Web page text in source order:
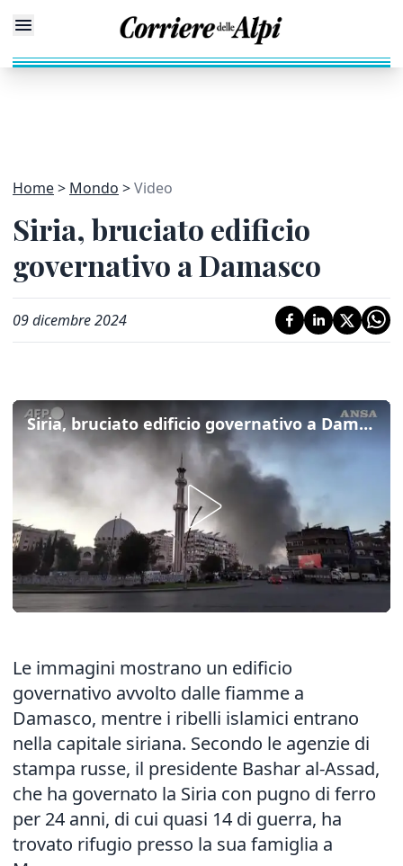
Home Mondo Video
Siria, bruciato edificio
governativo a Damasco
09 dicembre 2024
Siria, bruciato edificio governativo a Damasco
Le immagini mostrano un edificio
governativo avvolto dalle fiamme a
Damasco, mentre i ribelli islamici entrano
nella capitale siriana. Secondo le agenzie di
stampa russe, il presidente Bashar al-Assad,
che ha governato la Siria con pugno di ferro
per 24 anni, di cui quasi 14 di guerra, ha
trovato rifugio presso la sua famiglia a